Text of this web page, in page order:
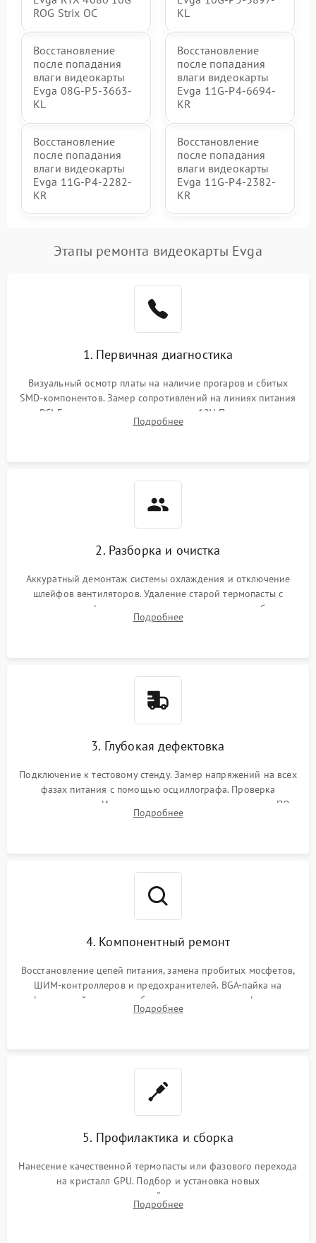
ROG Strix OC
KL
Восстановление
после попадания
влаги видеокарты
Evga 08G-P5-3663-
KL
Восстановление
после попадания
влаги видеокарты
Evga 11G-P4-6694-
KR
Восстановление
после попадания
влаги видеокарты
Evga 11G-P4-2282-
KR
Восстановление
после попадания
влаги видеокарты
Evga 11G-P4-2382-
KR
Этапы ремонта видеокарты Evga
1. Первичная диагностика
Визуальный осмотр платы на наличие прогаров и сбитых
SMD-компонентов. Замер сопротивлений на линиях питания
PCI-E и дополнительных разъемах 12V. Проверка на
короткое замыкание основных дросселей питания GPU и
Подробнее
2. Разборка и очистка
Аккуратный демонтаж системы охлаждения и отключение
шлейфов вентиляторов. Удаление старой термопасты с
кристалла графического чипа и термопрокладок с банок
памяти и зоны VRM. Очистка платы от пыли и окислов.
Подробнее
3. Глубокая дефектовка
Подключение к тестовому стенду. Замер напряжений на всех
фазах питания с помощью осциллографа. Проверка
инициализации. Использование специализированного ПО
MATS
Подробнее
4. Компонентный ремонт
Восстановление цепей питания, замена пробитых мосфетов,
ШИМ-контроллеров и предохранителей. BGA-пайка на
инфракрасной станции реболлинг или замена графического
чипа и дефектной памяти GDDR. Прошивка BIOS
Подробнее
5. Профилактика и сборка
Нанесение качественной термопасты или фазового перехода
на кристалл GPU. Подбор и установка новых
термопрокладок правильной толщины на память и цепи
питания. Монтаж радиатора и бэкплейта, подключение и
Подробнее